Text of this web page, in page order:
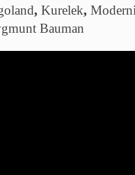
, Kurelek,
Bauman